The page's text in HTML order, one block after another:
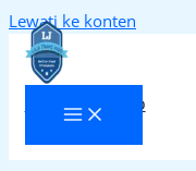
Lewati ke konten
Laja Transindo